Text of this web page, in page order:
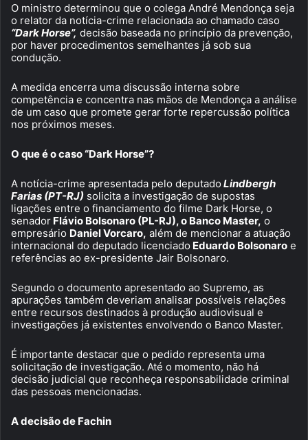
O ministro determinou que o colega André Mendonça seja
o relator da notícia-crime relacionada ao chamado caso
“Dark Horse”, decisão baseada no princípio da prevenção,
por haver procedimentos semelhantes já sob sua
condução.
A medida encerra uma discussão interna sobre
competência e concentra nas mãos de Mendonça a análise
de um caso que promete gerar forte repercussão política
nos próximos meses.
O que é o caso “Dark Horse”?
A notícia-crime apresentada pelo deputado Lindbergh
Farias (PT-RJ) solicita a investigação de supostas
ligações entre o financiamento do filme Dark Horse, o
senador Flávio Bolsonaro (PL-RJ), o Banco Master, o
empresário Daniel Vorcaro, além de mencionar a atuação
internacional do deputado licenciado Eduardo Bolsonaro e
referências ao ex-presidente Jair Bolsonaro.
Segundo o documento apresentado ao Supremo, as
apurações também deveriam analisar possíveis relações
entre recursos destinados à produção audiovisual e
investigações já existentes envolvendo o Banco Master.
É importante destacar que o pedido representa uma
solicitação de investigação. Até o momento, não há
decisão judicial que reconheça responsabilidade criminal
das pessoas mencionadas.
A decisão de Fachin